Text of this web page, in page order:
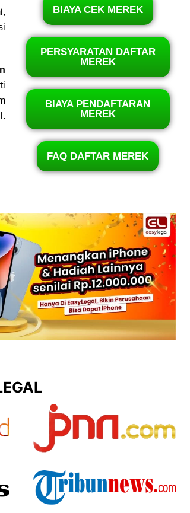
BIAYA CEK MEREK
PERSYARATAN DAFTAR
MEREK
BIAYA PENDAFTARAN
MEREK
FAQ DAFTAR MEREK